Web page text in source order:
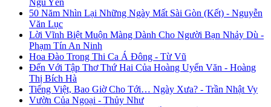
Ngu Yên
50 Năm Nhìn Lại Những Ngày Mất Sài Gòn (Kết) - Nguyễn
Văn Lục
Lời Vĩnh Biệt Muộn Màng Dành Cho Người Bạn Nhảy Dù -
Phạm Tín An Ninh
Hoa Đào Trong Thi Ca Á Đông - Từ Vũ
Đến Với Tập Thơ Thứ Hai Của Hoàng Uyển Văn - Hoàng
Thị Bích Hà
Tiếng Việt, Bao Giờ Cho Tới… Ngày Xưa? - Trần Nhật Vy
Vườn Của Ngoại - Thủy Như